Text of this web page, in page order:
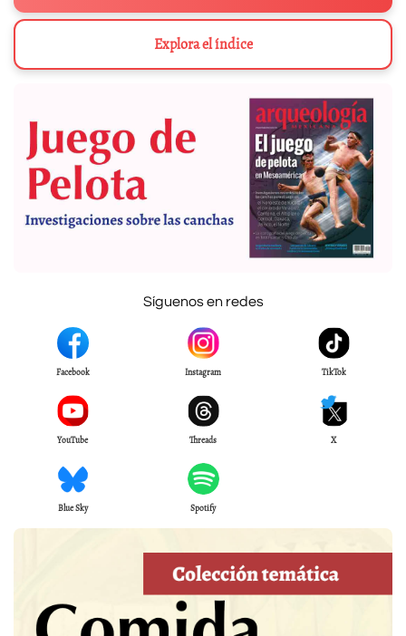
Explora el índice
Síguenos en redes
Facebook Instagram TikTok
YouTube Threads X
Blue Sky Spotify